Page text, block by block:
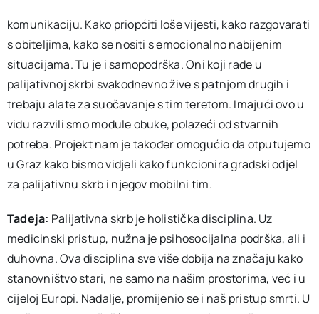
komunikaciju. Kako priopćiti loše vijesti, kako razgovarati
s obiteljima, kako se nositi s emocionalno nabijenim
situacijama. Tu je i samopodrška. Oni koji rade u
palijativnoj skrbi svakodnevno žive s patnjom drugih i
trebaju alate za suočavanje s tim teretom. Imajući ovo u
vidu razvili smo module obuke, polazeći od stvarnih
potreba. Projekt nam je također omogućio da otputujemo
u Graz kako bismo vidjeli kako funkcionira gradski odjel
za palijativnu skrb i njegov mobilni tim.
Tadeja: Palijativna skrb je holistička disciplina. Uz
medicinski pristup, nužna je psihosocijalna podrška, ali i
duhovna. Ova disciplina sve više dobija na značaju kako
stanovništvo stari, ne samo na našim prostorima, već i u
cijeloj Europi. Nadalje, promijenio se i naš pristup smrti. U